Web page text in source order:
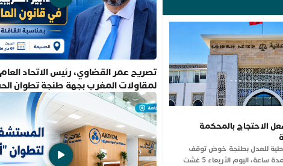
الاحتجاج بالمحكمة
للعدل بطنجة خوض توقف
احتجاجي عن العمل لمدة ساعة، اليوم الأربعاء 5 غشت
تصريح عمر القضاوي، رئيس الاتحاد العام
لمقاولات المغرب بجهة طنجة تطوان